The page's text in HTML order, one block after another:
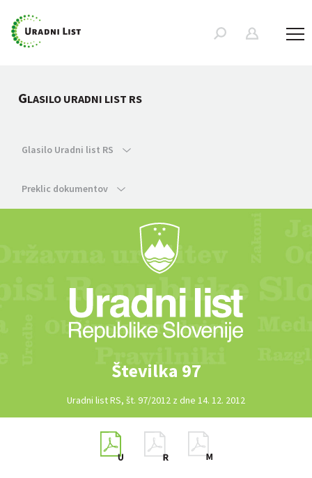
GLASILO URADNI LIST RS
Glasilo Uradni list RS
Preklic dokumentov
Številka 97
Uradni list RS, št. 97/2012 z dne 14. 12. 2012